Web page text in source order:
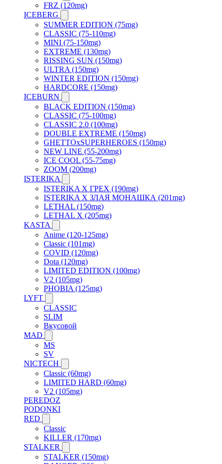
FRZ (120mg)
ICEBERG
SUMMER EDITION (75mg)
CLASSIC (75-110mg)
MINI (75-150mg)
EXTREME (130mg)
RISSING SUN (150mg)
ULTRA (150mg)
WINTER EDITION (150mg)
HARDCORE (150mg)
ICEBURN
BLACK EDITION (150mg)
CLASSIC (75-100mg)
CLASSIC 2.0 (100mg)
DOUBLE EXTREME (150mg)
GHETTOxSUPERHEROES (150mg)
NEW LINE (55-200mg)
ICE COOL (55-75mg)
ZOOM (200mg)
ISTERIKA
ISTERIKA X ГРЕХ (190mg)
ISTERIKA X ЗЛАЯ МОНАШКА (201mg)
LETHAL (150mg)
LETHAL X (205mg)
KASTA
Anime (120-125mg)
Classic (101mg)
COVID (120mg)
Dota (120mg)
LIMITED EDITION (100mg)
V2 (105mg)
PHOBIA (125mg)
LYFT
CLASSIC
SLIM
Вкусовой
MAD
MS
SV
NICTECH
Classic (60mg)
LIMITED HARD (60mg)
V2 (105mg)
PEREDOZ
PODONKI
RED
Classic
KILLER (170mg)
STALKER
STALKER (150mg)